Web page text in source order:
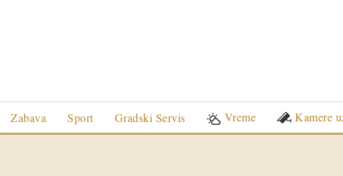
Zabava Sport Gradski Servis Vreme Kamere